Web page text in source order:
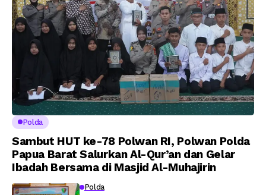
Polda
Sambut HUT ke-78 Polwan RI, Polwan Polda
Papua Barat Salurkan Al-Qur’an dan Gelar
Ibadah Bersama di Masjid Al-Muhajirin
Polda